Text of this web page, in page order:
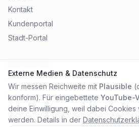
Kontakt
Kundenportal
Stadt-Portal
Datenschutz
AGB
Externe Medien & Datenschutz
Wir messen Reichweite mit Plausible
konform). Für eingebettete YouTube-
deine Einwilligung, weil dabei
werden. Details in der